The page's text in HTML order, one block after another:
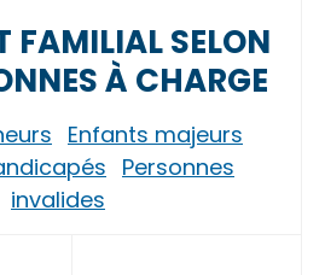
FAMILIAL SELON
À CHARGE
Enfants majeurs
Personnes
invalides